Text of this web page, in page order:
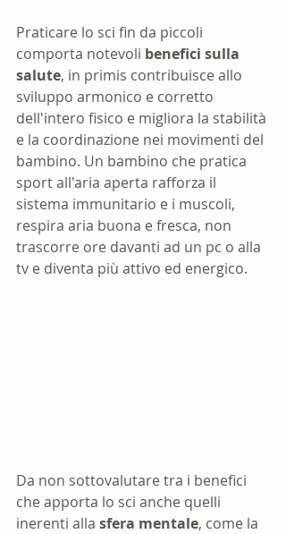
Praticare lo sci fin da piccoli
comporta notevoli benefici sulla
salute, in primis contribuisce allo
sviluppo armonico e corretto
dell'intero fisico e migliora la stabilità
e la coordinazione nei movimenti del
bambino. Un bambino che pratica
sport all'aria aperta rafforza il
sistema immunitario e i muscoli,
respira aria buona e fresca, non
trascorre ore davanti ad un pc o alla
tv e diventa più attivo ed energico.
Da non sottovalutare tra i benefici
che apporta lo sci anche quelli
inerenti alla sfera mentale, come la